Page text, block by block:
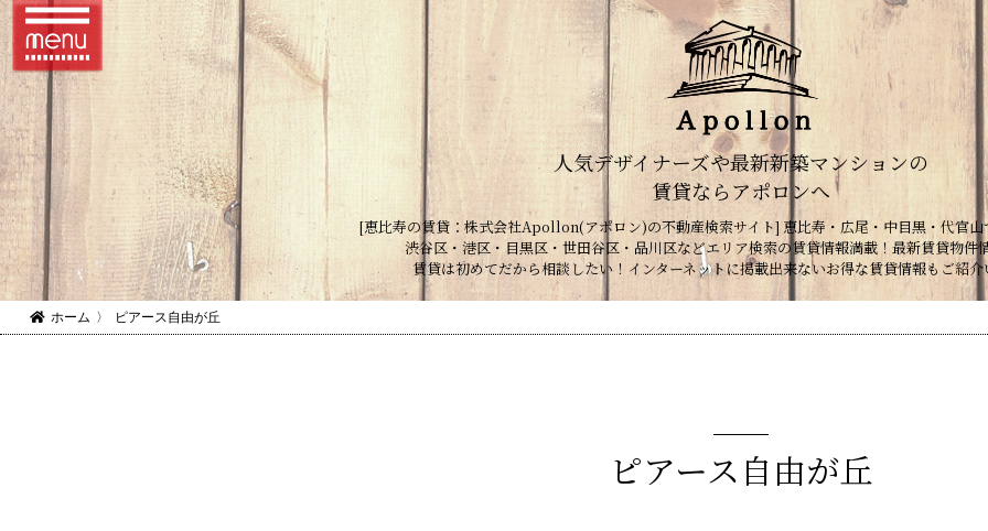
人気デザイナーズや最新新築マンションの
賃貸ならアポロンへ
[恵比寿の賃貸：株式会社Apollon(アポロン)の不動産検索サイト] 恵比寿・広尾・中目黒・代官
渋谷区・港区・目黒区・世田谷区・品川区などエリア検索の賃貸情報満載！最新賃貸物件
賃貸は初めてだから相談したい！インターネットに掲載出来ないお得な賃貸情報もご紹
ホーム 〉 ピアース自由が丘
ピアース自由が丘